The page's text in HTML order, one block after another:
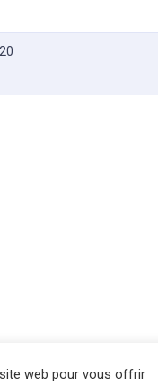
web pour vous offrir